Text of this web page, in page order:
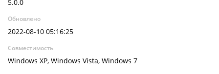
5.0.0
Обновлено
2022-08-10 05:16:25
Совместимость
Windows XP, Windows Vista, Windows 7